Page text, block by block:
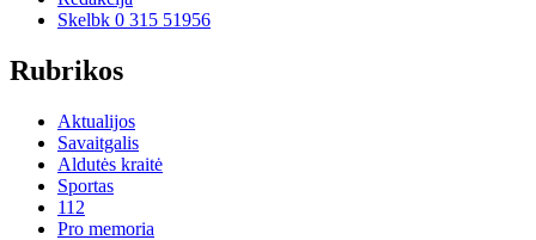
Skelbk 0 315 51956
Rubrikos
Aktualijos
Savaitgalis
Aldutės kraitė
Sportas
112
Pro memoria